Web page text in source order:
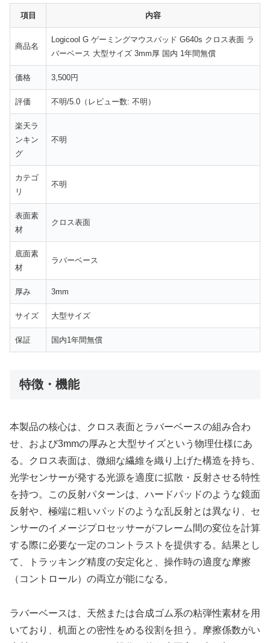
項目 内容
商品名
Logicool G ゲーミングマウスパッド G640s クロス表面 ラ
バーベース 大型サイズ 3mm厚 国内 1年間無償
価格 3,500円
評価 不明/5.0（レビュー数: 不明）
楽天ラ
ンキン
グ
不明
カテゴ
リ
不明
表面素
材
クロス表面
底面素
材
ラバーベース
厚み 3mm
サイズ 大型サイズ
保証 国内1年間無償
特徴・機能
本製品の核心は、クロス表面とラバーベースの組み合わ
せ、および3mmの厚みと大型サイズという物理仕様にあ
る。クロス表面は、微細な繊維を織り上げた構造を持ち、
光学センサーが発する光源を適度に拡散・反射させる特性
を持つ。この反射パターンは、ハードパッドのような鏡面
反射や、極端に粗いパッドのような乱反射とは異なり、セ
ンサーのイメージプロセッサーがフレーム間の変位を計算
する際に必要な一定のコントラストを提供する。結果とし
て、トラッキング精度の安定化と、操作時の適度な摩擦
（コントロール）の両立が能になる。
ラバーベースは、天然または合成ゴム系の粘弾性素材を用
いており、机面との密性をめる役割を担う。摩擦係数がい